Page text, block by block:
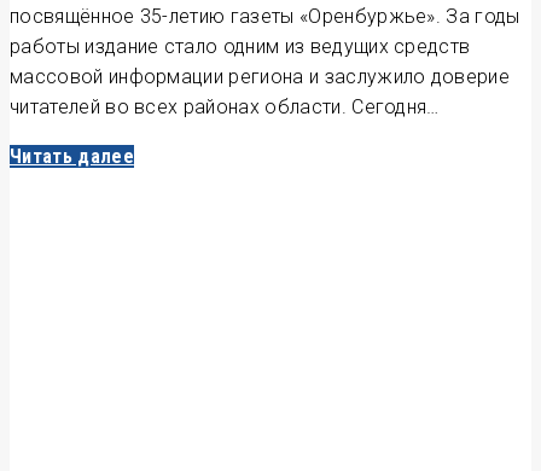
посвящённое 35-летию газеты «Оренбуржье». За годы
работы издание стало одним из ведущих средств
массовой информации региона и заслужило доверие
читателей во всех районах области. Сегодня…
Читать далее